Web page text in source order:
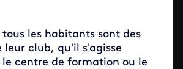
les habitants sont des
leur club, qu'il s'agisse
centre de formation ou le